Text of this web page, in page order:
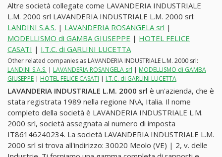
Altre società collegate come LAVANDERIA INDUSTRIALE
L.M. 2000 srl LAVANDERIA INDUSTRIALE L.M. 2000 srl:
LANDINI S.A.S. | LAVANDERIA ROSANGELA srl |
MODELLISMO di GAMBA GIUSEPPE | HOTEL FELICE
CASATI | I.T.C. di GARLINI LUCETTA
Other related companies as LAVANDERIA INDUSTRIALE L.M. 2000 srl:
LANDINI S.A.S. | LAVANDERIA ROSANGELA srl | MODELLISMO di GAMBA
GIUSEPPE | HOTEL FELICE CASATI | I.T.C. di GARLINI LUCETTA
LAVANDERIA INDUSTRIALE L.M. 2000 srl è un'azienda, che è
stata registrata 1989 nella regione N\A, Italia. Il nome
completo della società è LAVANDERIA INDUSTRIALE L.M.
2000 srl, società assegnata al numero di imposta
IT86146240234. La società LAVANDERIA INDUSTRIALE L.M.
2000 srl si trova all'indirizzo: 30020 Meolo (VE) | 2, v. delle